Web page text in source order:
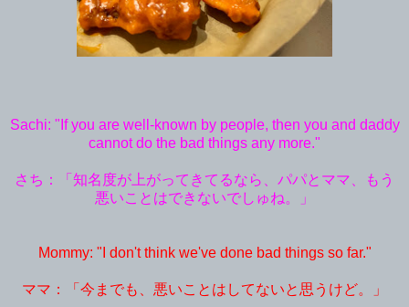
Sachi: "If you are well-known by people, then you and daddy
cannot do the bad things any more."
さち：「知名度が上がってきてるなら、パパとママ、もう
悪いことはできないでしゅね。」
Mommy: "I don't think we've done bad things so far."
ママ：「今までも、悪いことはしてないと思うけど。」